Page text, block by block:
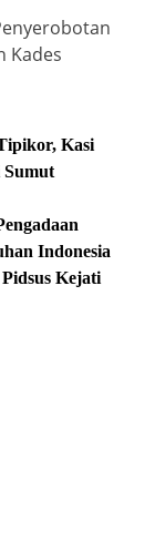
Kades
Kasi
Indonesia
Kejati